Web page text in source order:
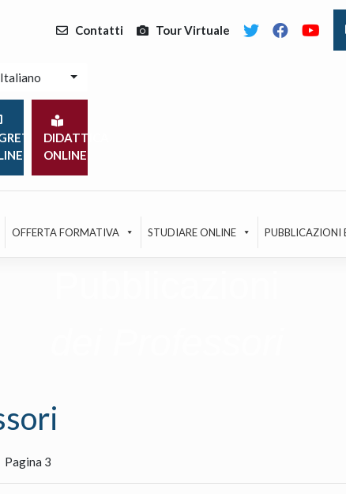
Contatti Tour Virtuale
Italiano
DIDATTICA
ONLINE
OFFERTA FORMATIVA STUDIARE ONLINE PUBBLICAZIONI
Pagina 3